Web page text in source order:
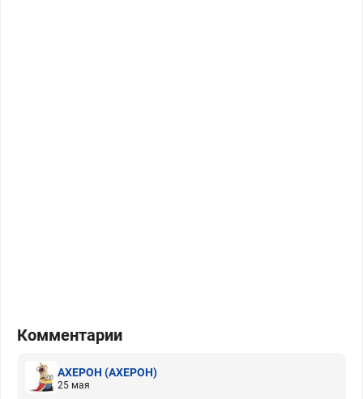
Комментарии
АХЕРОН (АХЕРОН)
25 мая